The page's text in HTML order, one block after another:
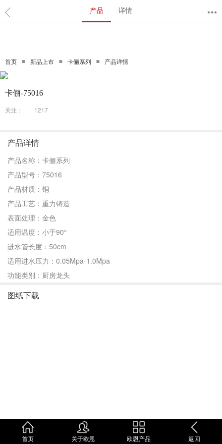
首页 ≡ 新品上市 ≡ 卡俪系列 ≡ 产品详情
产品 详情
卡俪-75016
关注：
1217
产品详情
产品名称：卡俪系列
产品型号：75016
产品材质：铜
产品工艺：重力铸造
表面处理：金色
适用温度：小于90°
进水管长度：50cm
适用进水压力：0.05Mpa-1.0Mpa
功能类别：厨房龙头
图纸下载
首页 关于欧恩 欧恩产品 返回